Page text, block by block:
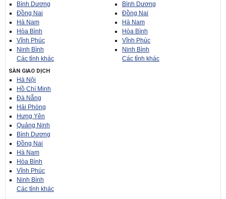
Bình Dương
Đồng Nai
Hà Nam
Hòa Bình
Vĩnh Phúc
Ninh Bình
Các tỉnh khác
Bình Dương
Đồng Nai
Hà Nam
Hòa Bình
Vĩnh Phúc
Ninh Bình
Các tỉnh khác
SÀN GIAO DỊCH
Hà Nội
Hồ Chí Minh
Đà Nẵng
Hải Phòng
Hưng Yên
Quảng Ninh
Bình Dương
Đồng Nai
Hà Nam
Hòa Bình
Vĩnh Phúc
Ninh Bình
Các tỉnh khác